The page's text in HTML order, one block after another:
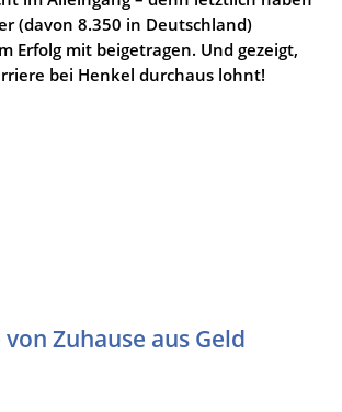
(davon 8.350 in Deutschland)
Erfolg mit beigetragen. Und gezeigt,
bei Henkel durchaus lohnt!
Zuhause aus Geld